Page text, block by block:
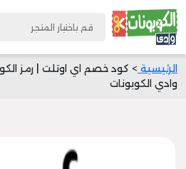
الرئيسية
وادي الكوبونات